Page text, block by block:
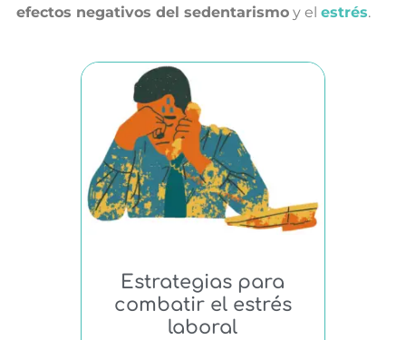
efectos negativos del sedentarismo y el estrés.
Estrategias para
combatir el estrés
laboral